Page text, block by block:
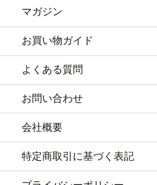
マガジン
お買い物ガイド
よくある質問
お問い合わせ
会社概要
特定商取引に基づく表記